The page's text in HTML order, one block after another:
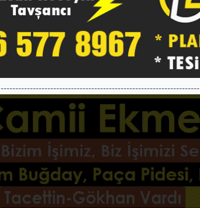
--------------------------------------------------------------------